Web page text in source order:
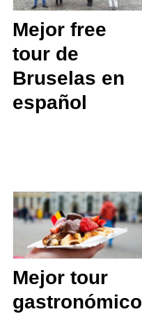
Mejor free
tour de
Bruselas en
español
Mejor tour
gastronómico